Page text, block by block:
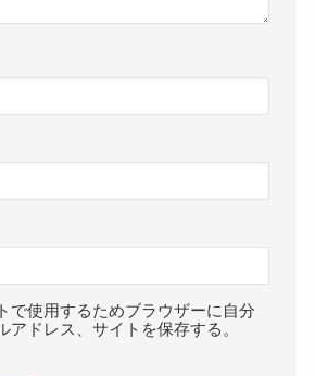
で使用するためブラウザーに自分
アドレス、サイトを保存する。